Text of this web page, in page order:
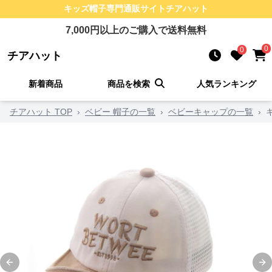
キッズ帽子専門通販サイトチアハット
7,000円以上のご購入で送料無料
チアハット 0 0
新着商品 商品を検索 人気ランキング
チアハット TOP › ベビー 帽子の一覧 › ベビーキャップの一覧 ›
Previous slide